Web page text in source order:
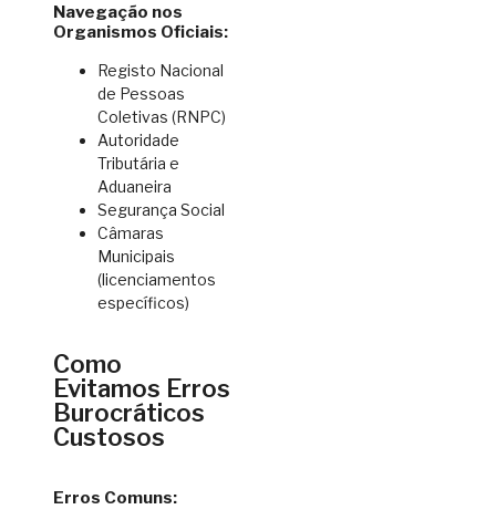
Navegação nos
Organismos Oficiais:
Registo Nacional
de Pessoas
Coletivas (RNPC)
Autoridade
Tributária e
Aduaneira
Segurança Social
Câmaras
Municipais
(licenciamentos
específicos)
Como
Evitamos Erros
Burocráticos
Custosos
Erros Comuns: